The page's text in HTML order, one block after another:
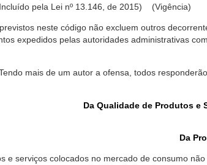
pela Lei nº 13.146, de 2015) (Vigência)
neste código não excluem outros
expedidos pelas autoridades administrativas
mais de um autor a ofensa, todos
Da Qualidade de Produtos e
Da
e serviços colocados no mercado de consumo